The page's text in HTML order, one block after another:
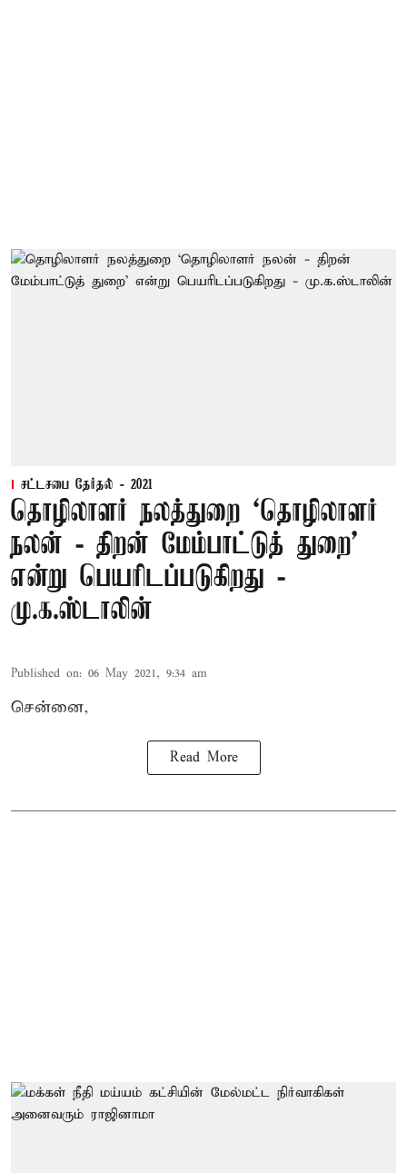
சட்டசபை தேர்தல் - 2021
தொழிலாளர் நலத்துறை ‘தொழிலாளர்
நலன் - திறன் மேம்பாட்டுத் துறை’
என்று பெயரிடப்படுகிறது -
மு.க.ஸ்டாலின்
Published on: 06 May 2021, 9:34 am
சென்னை,
Read More